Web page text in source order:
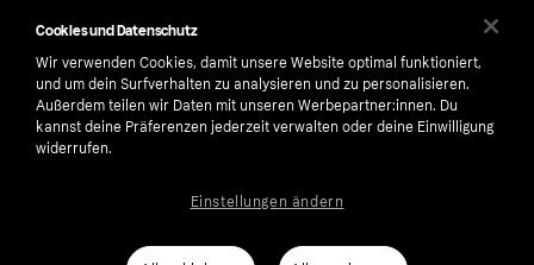
number: 556737-0431
Cookies und Datenschutz
Wir verwenden Cookies, damit unsere Website optimal funktioniert,
und um dein Surfverhalten zu analysieren und zu personalisieren.
Außerdem teilen wir Daten mit unseren Werbepartner:innen. Du
kannst deine Präferenzen jederzeit verwalten oder deine Einwilligung
widerrufen.
Einstellungen ändern